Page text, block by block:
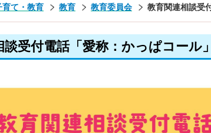
育て・教育 教育 教育委員会 教育関連相談受
受付電話「愛称：かっぱコール」